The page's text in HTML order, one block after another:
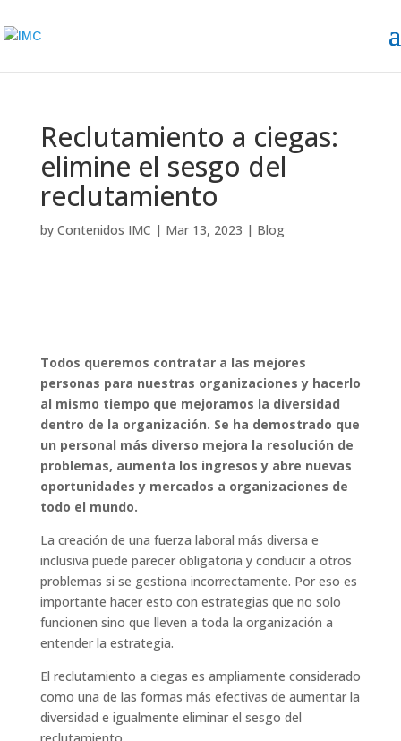
Reclutamiento a ciegas:
elimine el sesgo del
reclutamiento
by Contenidos IMC | Mar 13, 2023 | Blog
Todos queremos contratar a las mejores
personas para nuestras organizaciones y hacerlo
al mismo tiempo que mejoramos la diversidad
dentro de la organización. Se ha demostrado que
un personal más diverso mejora la resolución de
problemas, aumenta los ingresos y abre nuevas
oportunidades y mercados a organizaciones de
todo el mundo.
La creación de una fuerza laboral más diversa e
inclusiva puede parecer obligatoria y conducir a otros
problemas si se gestiona incorrectamente. Por eso es
importante hacer esto con estrategias que no solo
funcionen sino que lleven a toda la organización a
entender la estrategia.
El reclutamiento a ciegas es ampliamente considerado
como una de las formas más efectivas de aumentar la
diversidad e igualmente eliminar el sesgo del